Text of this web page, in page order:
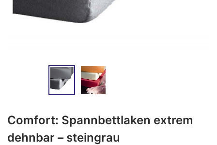
Comfort: Spannbettlaken extrem
dehnbar – steingrau